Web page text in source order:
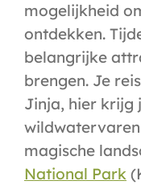
mogelijkheid
ontdekken.
belangrijke
brengen. Je
Jinja, hier krijg
magische
National Park